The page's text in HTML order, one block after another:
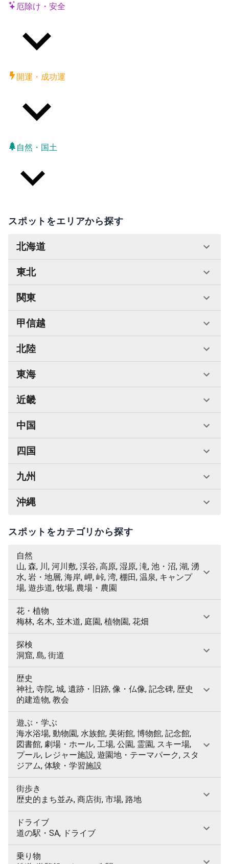
厄除け・安全
開運・成功運
自然・国土
スポットをエリアから探す
北海道
東北
関東
甲信越
北陸
東海
近畿
中国
四国
九州
沖縄
スポットをカテゴリから探す
自然
山, 森, 川, 河川敷, 渓谷, 高原, 湿原, 滝, 池・沼, 湖, 湧
水, 岩・地層, 海岸, 岬, 峠, 湾, 棚田, 温泉, キャンプ
場, 遊歩道, 牧場, 農場・農園
花・植物
梅林, 名木, 並木道, 庭園, 植物園, 花畑
探検
洞窟, 島, 街道
歴史
神社, 寺院, 城, 遺跡・旧跡, 像・仏像, 記念碑, 歴史
的建造物, 教会
遊ぶ・学ぶ
海水浴場, 動物園, 水族館, 美術館, 博物館, 記念館,
図書館, 劇場・ホール, 工場, 公園, 霊園, スキー場,
プール, レジャー施設, 遊園地・テーマパーク, スタ
ジアム, 体験・学習施設
街歩き
歴史的まち並み, 商店街, 市場, 路地
ドライブ
道の駅・SA, ドライブ
乗り物